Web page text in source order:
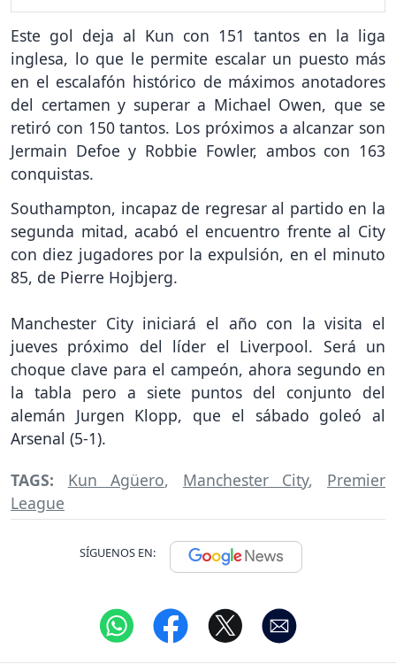
Este gol deja al Kun con 151 tantos en la liga
inglesa, lo que le permite escalar un puesto más
en el escalafón histórico de máximos anotadores
del certamen y superar a Michael Owen, que se
retiró con 150 tantos. Los próximos a alcanzar son
Jermain Defoe y Robbie Fowler, ambos con 163
conquistas.
Southampton, incapaz de regresar al partido en la
segunda mitad, acabó el encuentro frente al City
con diez jugadores por la expulsión, en el minuto
85, de Pierre Hojbjerg.
Manchester City iniciará el año con la visita el
jueves próximo del líder el Liverpool. Será un
choque clave para el campeón, ahora segundo en
la tabla pero a siete puntos del conjunto del
alemán Jurgen Klopp, que el sábado goleó al
Arsenal (5-1).
TAGS: Kun Agüero, Manchester City, Premier
League
SÍGUENOS EN: